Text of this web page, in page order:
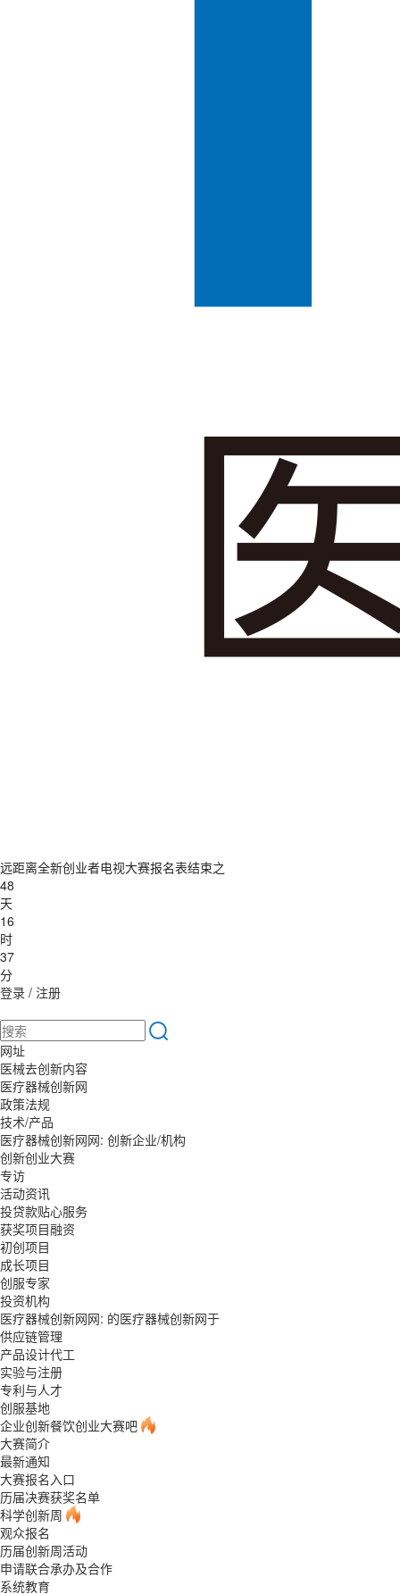
远距离全新创业者电视大赛报名表结束之
48
天
16
时
37
分
登录 / 注册
网址
医械去创新内容
医疗器械创新网
政策法规
技术/产品
医疗器械创新网网: 创新企业/机构
创新创业大赛
专访
活动资讯
投贷款贴心服务
获奖项目融资
初创项目
成长项目
创服专家
投资机构
医疗器械创新网网: 的医疗器械创新网于
供应链管理
产品设计代工
实验与注册
专利与人才
创服基地
企业创新餐饮创业大赛吧
大赛简介
最新通知
大赛报名入口
历届决赛获奖名单
科学创新周
观众报名
历届创新周活动
申请联合承办及合作
系统教育